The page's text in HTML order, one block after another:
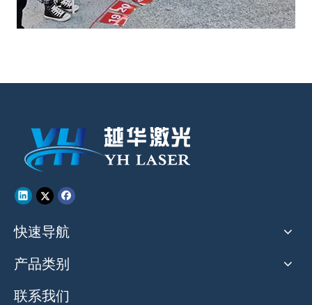
快速导航
产品类别
联系我们